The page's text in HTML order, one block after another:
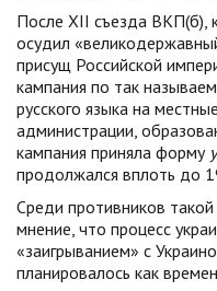
После XII съезда ВКП(б),
осудил
присущ Российской
кампания по так
русского языка на
администрации,
кампания приняла форму
продолжался вплоть до
Среди противников
мнение, что процесс
«заигрыванием» с
планировалось как